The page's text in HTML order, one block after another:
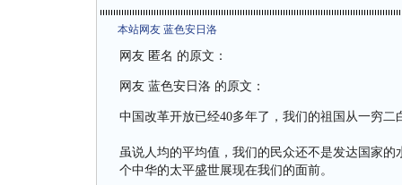
本站网友 蓝色安日洛
网友 匿名 的原文：
网友 蓝色安日洛 的原文：
中国改革开放已经40多年了，我们的祖国从一穷
虽说人均的平均值，我们的民众还不是发达国家
个中华的太平盛世展现在我们的面前。